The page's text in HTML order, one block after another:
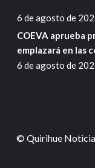
6 de agosto de
COEVA aprueba
emplazará en las
6 de agosto de